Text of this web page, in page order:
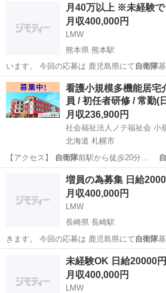
月40万以上 ※未経験
月収400,000円
LMW
熊本県 熊本駅
います。 今回の応募は 鹿児島県にて自衛隊
未経験で…
熊本 熊本市 熊本駅 土木 未経
看護小規模多機能居宅
員 / 初任者研修 / 常勤(
月収236,900円
北海道 札幌市
【アクセス】 自衛隊前駅から徒歩20分…
札幌市 介護福祉士
増員の為募集 日給
月収400,000円
LMW
長崎県 長崎駅
きます。 今回の応募は 鹿児島県にて自衛隊
★ 就…
長崎駅 土木 未経
未経験OK 日給20000円
月収400,000円
LMW